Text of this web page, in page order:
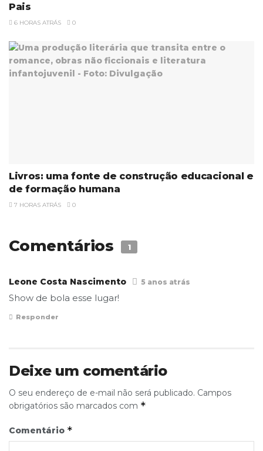
Pais
6 HORAS ATRÁS 0
Livros: uma fonte de construção educacional e
de formação humana
7 HORAS ATRÁS 0
Comentários 1
Leone Costa Nascimento 5 anos atrás
Show de bola esse lugar!
Responder
Deixe um comentário
O seu endereço de e-mail não será publicado. Campos
obrigatórios são marcados com *
Comentário *